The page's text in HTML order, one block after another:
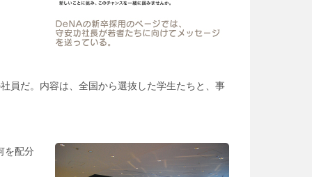
員だ。内容は、全国から選抜した学生たちと、事
を配分